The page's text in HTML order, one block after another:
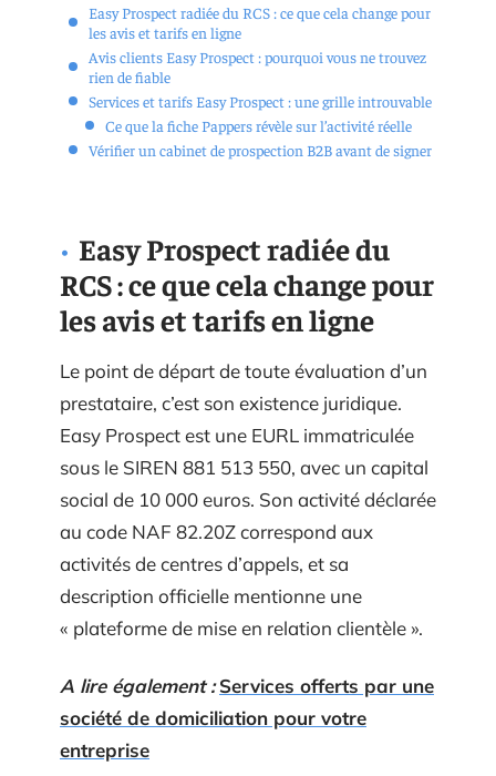
Easy Prospect radiée du RCS : ce que cela change pour
les avis et tarifs en ligne
Avis clients Easy Prospect : pourquoi vous ne trouvez
rien de fiable
Services et tarifs Easy Prospect : une grille introuvable
Ce que la fiche Pappers révèle sur l’activité réelle
Vérifier un cabinet de prospection B2B avant de signer
Easy Prospect radiée du
RCS : ce que cela change pour
les avis et tarifs en ligne
Le point de départ de toute évaluation d’un
prestataire, c’est son existence juridique.
Easy Prospect est une EURL immatriculée
sous le SIREN 881 513 550, avec un capital
social de 10 000 euros. Son activité déclarée
au code NAF 82.20Z correspond aux
activités de centres d’appels, et sa
description officielle mentionne une
« plateforme de mise en relation clientèle ».
A lire également : Services offerts par une
société de domiciliation pour votre
entreprise